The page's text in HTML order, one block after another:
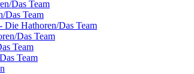
Das Team
Das Team
Die Hathoren/Das Team
Das Team
Team
Team